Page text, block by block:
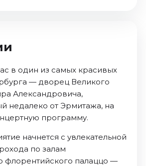
в один из самых красивых
— дворец Великого
Александровича,
недалеко от Эрмитажа, на
программу.
начнется с увлекательной
по залам
флорентийского палаццо —